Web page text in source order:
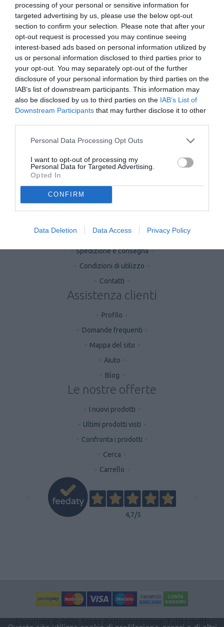
processing of your personal or sensitive information for
targeted advertising by us, please use the below opt-out
section to confirm your selection. Please note that after your
opt-out request is processed you may continue seeing
interest-based ads based on personal information utilized by
us or personal information disclosed to third parties prior to
your opt-out. You may separately opt-out of the further
disclosure of your personal information by third parties on the
IAB’s list of downstream participants. This information may
also be disclosed by us to third parties on the IAB’s List of
Downstream Participants that may further disclose it to other
Personal Data Processing Opt Outs
I want to opt-out of processing my
Personal Data for Targeted Advertising.
Opted In
CONFIRM
Data Deletion Data Access Privacy Policy
TELEFONO
080 885 33 00
IL NOSTRO CENTRALINO È ATTIVO
LUNEDÌ AL VENERDÌ DALLE 11.00 ALLE 13.00
EMAIL
info@sprayantiaggressione.it
CHAT WHATSAPP
IL NOSTRO SUPPORTO TRAMITE CHAT WHATSAPP È ATTIVO DAL
Il negozio
Spedizione e consegna
Condizioni di utilizzo
Contatti
Assistenza clienti
Profilo
Domande frequenti
Mappa del sito
Aiuto
Blog
Le nostre offerte
I nuovi prodotti
Ultimi prodotti visti
Confronta i prodotti
Cerca
Carrello
4,7/5